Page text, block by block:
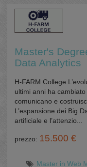
Master's
Data Analytics
H-FARM College
ultimi anni ha
comunicano e
L’espansione dei Big
artificiale e l’attenzio...
prezzo: 15.500 €
Master in Web